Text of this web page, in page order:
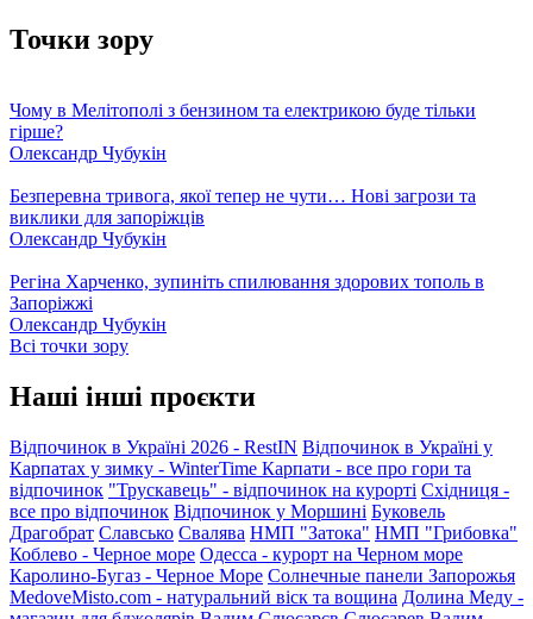
Точки зору
Чому в Мелітополі з бензином та електрикою буде тільки
гірше?
Олександр Чубукін
Безперевна тривога, якої тепер не чути… Нові загрози та
виклики для запоріжців
Олександр Чубукін
Регіна Харченко, зупиніть спилювання здорових тополь в
Запоріжжі
Олександр Чубукін
Всі точки зору
Наші інші проєкти
Відпочинок в Україні 2026 - RestIN Відпочинок в Україні у
Карпатах у зимку - WinterTime Карпати - все про гори та
відпочинок "Трускавець" - відпочинок на курорті Східниця -
все про відпочинок Відпочинок у Моршині Буковель
Драгобрат Славсько Свалява НМП "Затока" НМП "Грибовка"
Коблево - Черное море Одесса - курорт на Черном море
Каролино-Бугаз - Черное Море Солнечные панели Запорожья
MedoveMisto.com - натуральний віск та вощина Долина Меду -